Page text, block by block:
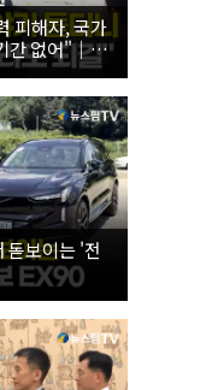
피해자, 국가
간 없어"｜
오찬
보이는 '전